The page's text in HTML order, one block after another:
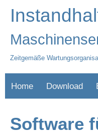
Zeitgemäße
Home Download
Software